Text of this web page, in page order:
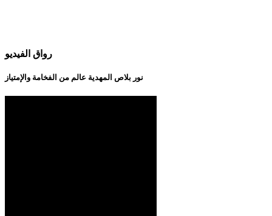
رواق الفيديو
نور بلاص المهدية عالم من الفخامة والإمتياز